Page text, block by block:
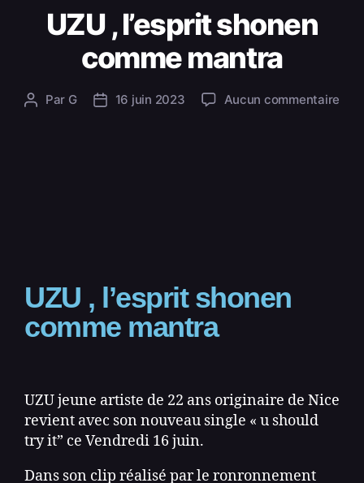
UZU , l’esprit shonen
comme mantra
Par G 16 juin 2023 Aucun commentaire
UZU , l’esprit shonen
comme mantra
UZU jeune artiste de 22 ans originaire de Nice
revient avec son nouveau single « u should
try it” ce Vendredi 16 juin.
Dans son clip réalisé par le ronronnement